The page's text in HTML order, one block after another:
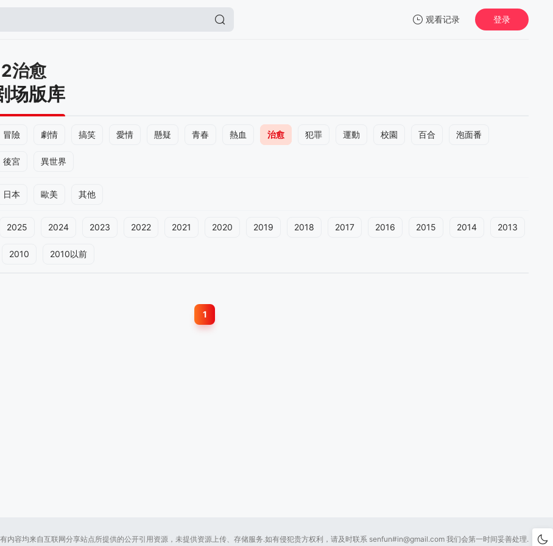
观看记录 登录
治愈
场版库
冒險 劇情 搞笑 愛情 懸疑 青春 熱血 治愈 犯罪 運動 校園 百合 泡面番
後宮 異世界
日本 歐美 其他
2025 2024 2023 2022 2021 2020 2019 2018 2017 2016 2015 2014 2013
2010 2010以前
1
内容均来自互联网分享站点所提供的公开引用资源，未提供资源上传、存储服务.如有侵犯贵方权利，请及时联系 senfun#in@gmail.com 我们会第一时间妥善处理.